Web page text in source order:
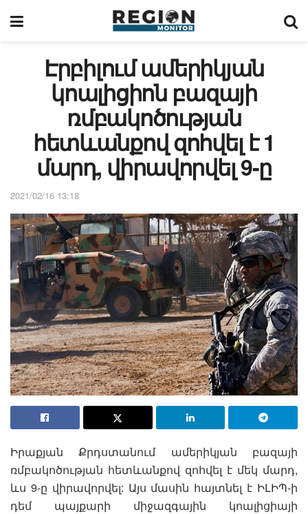
Էրբիլում ամերիկյան
կոալիցիոն բազայի
ռմբակոծության
հետևանքով զոհվել է 1
մարդ, վիրավորվել 9-ը
2021/02/16 13:18
Իրաքյան Քրդստանում ամերիկյան բազայի
ռմբակոծության հետևանքով զոհվել է մեկ մարդ,
ևս 9-ը վիրավորվել: Այս մասին հայտնել է ԻԼԻՊ-ի
դեմ պայքարի միջազգային կոալիցիայի